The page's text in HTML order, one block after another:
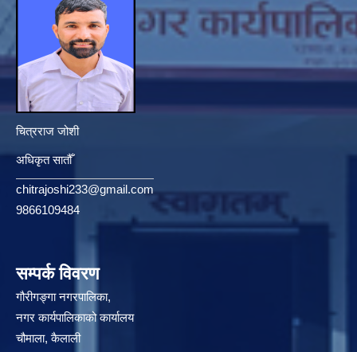
चित्रराज जोशी
अधिकृत सातौँ
chitrajoshi233@gmail.com
9866109484
सम्पर्क विवरण
गौरीगङ्गा नगरपालिका,
नगर कार्यपालिकाको कार्यालय
चौमाला, कैलाली